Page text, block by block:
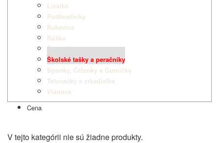
Lízatká
Podbradníky
Rukavice
Rúška
Šále a šatky
Školské tašky a peračníky
Sponky, Čelenky a Gumičky
Tetovačky a zrkadielka
Vianoce
Cena
V tejto kategórii nie sú žiadne produkty.